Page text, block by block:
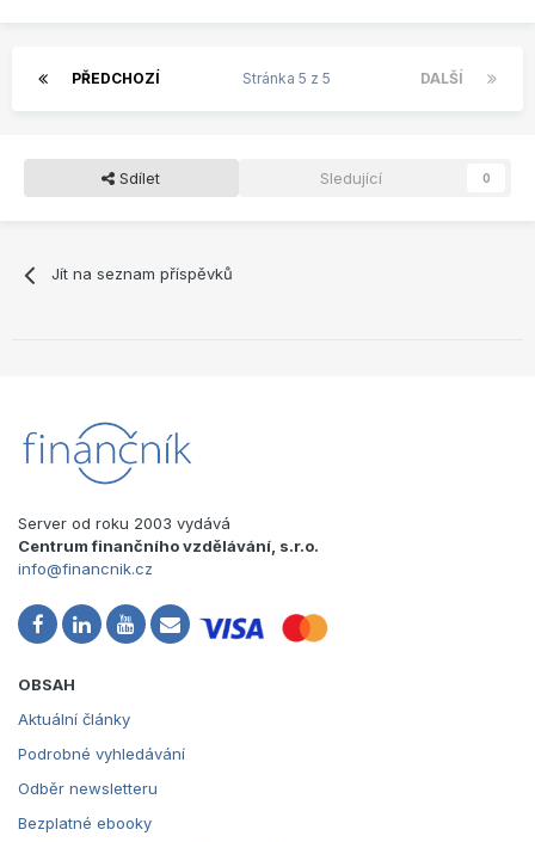
PŘEDCHOZÍ DALŠÍ
Stránka 5 z 5
Sdílet Sledující 0
Jít na seznam příspěvků
Server od roku 2003 vydává
Centrum finančního vzdělávání, s.r.o.
info@financnik.cz
OBSAH
Aktuální články
Podrobné vyhledávání
Odběr newsletteru
Bezplatné ebooky